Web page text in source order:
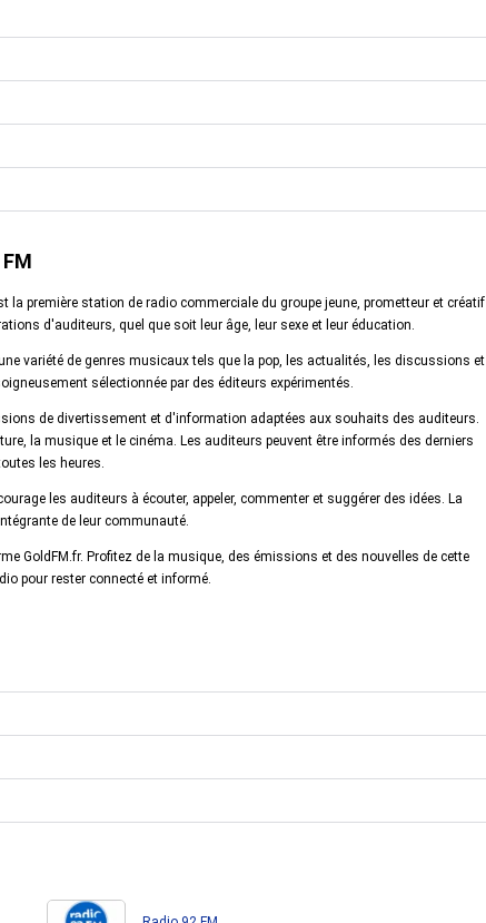
la première station de radio commerciale du groupe jeune, prometteur et créatif
d'auditeurs, quel que soit leur âge, leur sexe et leur éducation.
variété de genres musicaux tels que la pop, les actualités, les discussions et
sélectionnée par des éditeurs expérimentés.
de divertissement et d'information adaptées aux souhaits des auditeurs.
la musique et le cinéma. Les auditeurs peuvent être informés des derniers
les heures.
les auditeurs à écouter, appeler, commenter et suggérer des idées. La
de leur communauté.
GoldFM.fr. Profitez de la musique, des émissions et des nouvelles de cette
pour rester connecté et informé.